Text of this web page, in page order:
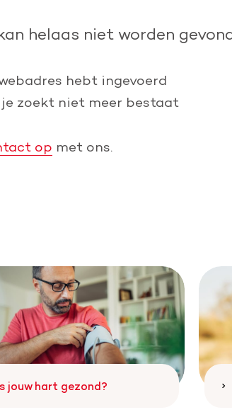
Word burgerhulpverlener
helaas niet worden
hebt ingevoerd
zoekt niet meer bestaat
op met ons.
jouw hart gezond?